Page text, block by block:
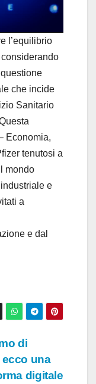
l’equilibrio
che incide
Sanitario
Economia,
tenutosi a
mondo
e
a
e dal
di
una
digitale